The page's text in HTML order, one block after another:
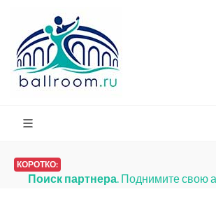
КОРОТКО:
Поиск партнера. Поднимите свою